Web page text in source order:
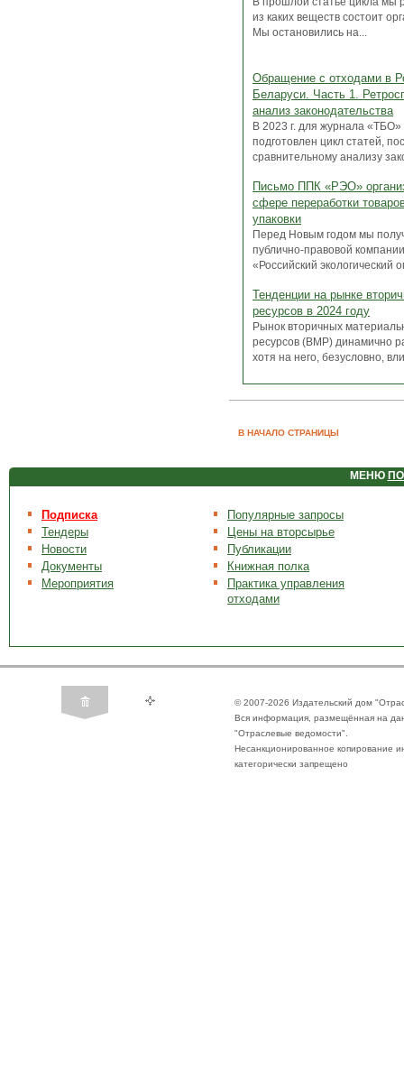
из каких веществ состоит
Мы остановились на...
Обращение с отходами в
Беларуси. Часть 1.
анализ законодательства
В 2023 г. для журнала
подготовлен цикл статей,
сравнительному анализу
Письмо ППК «РЭО»
сфере переработки
упаковки
Перед Новым годом мы
публично-правовой компании
«Российский экологический
Тенденции на рынке
ресурсов в 2024 году
Рынок вторичных
ресурсов (ВМР) динамично
хотя на него, безусловно,
В НАЧАЛО СТРАНИЦЫ
МЕНЮ
Подписка
Тендеры
Новости
Документы
Мероприятия
Популярные запросы
Цены на вторсырье
Публикации
Книжная полка
Практика управления
отходами
© 2007-2026 Издательский дом
Вся информация, размещённая на
"Отраслевые ведомости".
Несанкционированное копирование
категорически запрещено